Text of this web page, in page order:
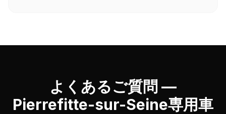
よくあるご質問 —
Pierrefitte-sur-Seine専用車